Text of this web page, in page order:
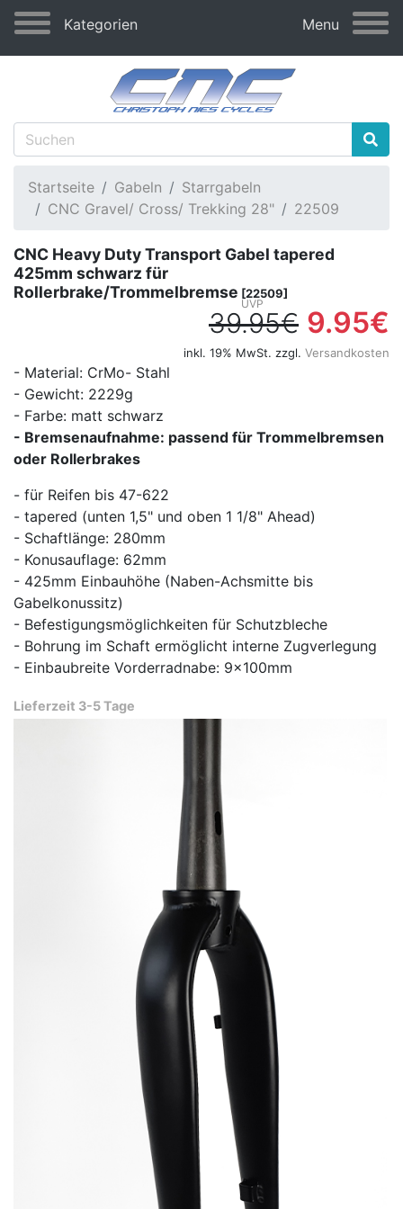
Kategorien Menu
Startseite Gabeln
Starrgabeln
CNC Gravel/ Cross/ Trekking 28"
22509
CNC Heavy Duty Transport Gabel tapered
425mm schwarz für
Rollerbrake/Trommelbremse [22509]
39.95€ 9.95€
inkl. 19% MwSt. zzgl. Versandkosten
- Material: CrMo- Stahl
- Gewicht: 2229g
- Farbe: matt schwarz
- Bremsenaufnahme: passend für Trommelbremsen
oder Rollerbrakes
- für Reifen bis 47-622
- tapered (unten 1,5" und oben 1 1/8" Ahead)
- Schaftlänge: 280mm
- Konusauflage: 62mm
- 425mm Einbauhöhe (Naben-Achsmitte bis
Gabelkonussitz)
- Befestigungsmöglichkeiten für Schutzbleche
- Bohrung im Schaft ermöglicht interne Zugverlegung
- Einbaubreite Vorderradnabe: 9x100mm
Lieferzeit 3-5 Tage